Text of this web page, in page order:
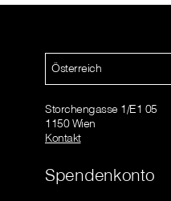
Österreich
Storchengasse 1/E1 05
1150 Wien
Kontakt
Spendenkonto